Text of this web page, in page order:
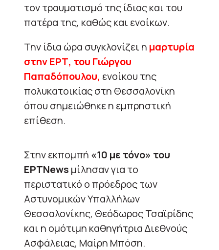
τον τραυματισμό της ίδιας και του
πατέρα της, καθώς και ενοίκων.
Την ίδια ώρα συγκλονίζει η μαρτυρία
στην ΕΡΤ, του Γιώργου
Παπαδόπουλου, ενοίκου της
πολυκατοικίας στη Θεσσαλονίκη
όπου σημειώθηκε η εμπρηστική
επίθεση.
Στην εκπομπή «10 με τόνο» του
ΕΡΤNews μίλησαν για το
περιστατικό ο πρόεδρος των
Αστυνομικών Υπαλλήλων
Θεσσαλονίκης, Θεόδωρος Τσαϊρίδης
και η ομότιμη καθηγήτρια Διεθνούς
Ασφάλειας, Μαίρη Μπόση.